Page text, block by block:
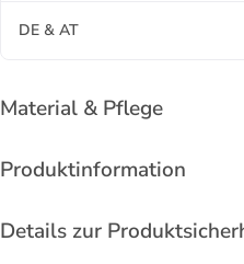
DE & AT
Material & Pflege
Produktinformation
Details zur